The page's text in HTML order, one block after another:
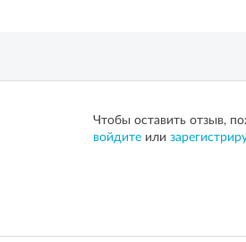
Чтобы оставить отзыв,
войдите или